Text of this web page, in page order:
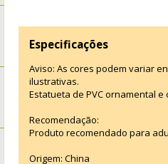
Especificações
Aviso: As cores podem variar
ilustrativas.
Estatueta de PVC ornamental e
Recomendação:
Produto recomendado para
Origem: China